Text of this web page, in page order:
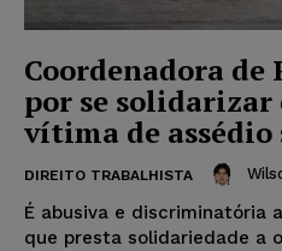
Coordenadora de
por se solidarizar
vítima de assédio
DIREITO TRABALHISTA
É abusiva e discriminatória
que presta solidariedade a